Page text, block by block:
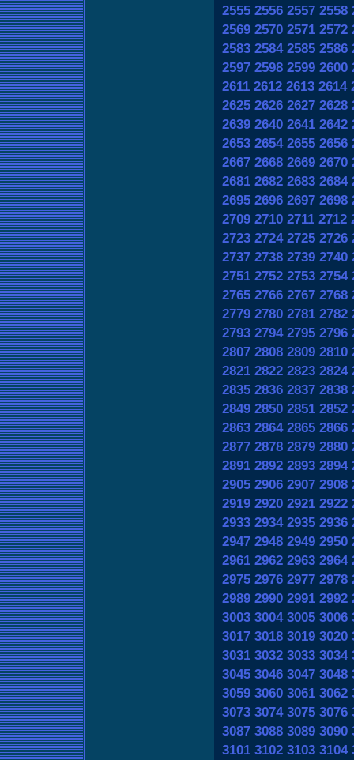
2555 2556 2557 2558
2569 2570 2571 2572
2583 2584 2585 2586
2597 2598 2599 2600
2611 2612 2613 2614
2625 2626 2627 2628
2639 2640 2641 2642
2653 2654 2655 2656
2667 2668 2669 2670
2681 2682 2683 2684
2695 2696 2697 2698
2709 2710 2711 2712
2723 2724 2725 2726
2737 2738 2739 2740
2751 2752 2753 2754
2765 2766 2767 2768
2779 2780 2781 2782
2793 2794 2795 2796
2807 2808 2809 2810
2821 2822 2823 2824
2835 2836 2837 2838
2849 2850 2851 2852
2863 2864 2865 2866
2877 2878 2879 2880
2891 2892 2893 2894
2905 2906 2907 2908
2919 2920 2921 2922
2933 2934 2935 2936
2947 2948 2949 2950
2961 2962 2963 2964
2975 2976 2977 2978
2989 2990 2991 2992
3003 3004 3005 3006
3017 3018 3019 3020
3031 3032 3033 3034
3045 3046 3047 3048
3059 3060 3061 3062
3073 3074 3075 3076
3087 3088 3089 3090
3101 3102 3103 3104